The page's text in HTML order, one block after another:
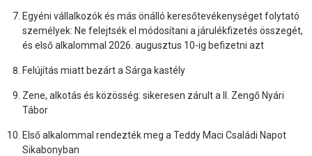
Egyéni vállalkozók és más önálló keresőtevékenységet folytató
személyek: Ne felejtsék el módosítani a járulékfizetés összegét,
és első alkalommal 2026. augusztus 10-ig befizetni azt
Felújítás miatt bezárt a Sárga kastély
Zene, alkotás és közösség: sikeresen zárult a II. Zengő Nyári
Tábor
Első alkalommal rendezték meg a Teddy Maci Családi Napot
Sikabonyban